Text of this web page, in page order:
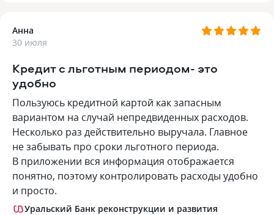
Анна
30 июля
Кредит с льготным периодом- это
удобно
Пользуюсь кредитной картой как запасным
вариантом на случай непредвиденных расходов.
Несколько раз действительно выручала. Главное
не забывать про сроки льготного периода.
В приложении вся информация отображается
понятно, поэтому контролировать расходы удобно
и просто.
Уральский Банк реконструкции и развития